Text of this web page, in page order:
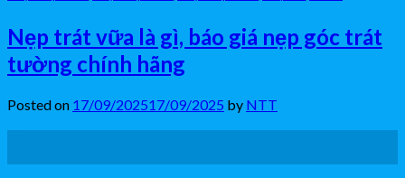
Nẹp trát vữa là gì, báo giá nẹp góc trát
tường chính hãng
Posted on 17/09/202517/09/2025 by NTT